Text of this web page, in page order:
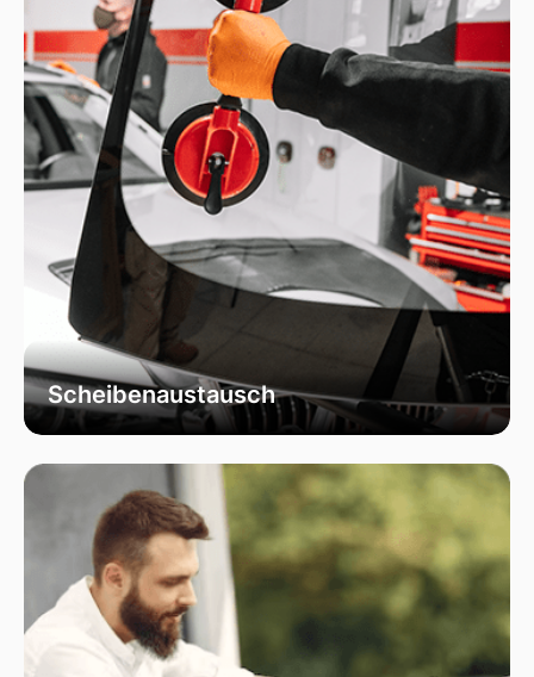
Scheibenaustausch
Bei uns erhalten Sie einen fachgerechten
Fahrzeugscheiben. Wir verwenden
ausschließlich hochwertiges Autoglas, das
speziell für Ihr Fahrzeugmodell geeignet ist, um
optimale Sicht und Sicherheit zu garantieren.